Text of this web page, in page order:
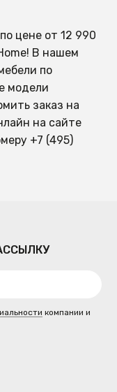
цене от 12 990
В нашем
по
модели
заказ на
на сайте
+7 (495)
компании и